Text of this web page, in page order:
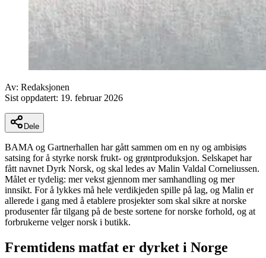
Av: Redaksjonen
Sist oppdatert: 19. februar 2026
Dele
BAMA og Gartnerhallen har gått sammen om en ny og ambisiøs
satsing for å styrke norsk frukt- og grøntproduksjon. Selskapet har
fått navnet Dyrk Norsk, og skal ledes av Malin Valdal Corneliussen.
Målet er tydelig: mer vekst gjennom mer samhandling og mer
innsikt. For å lykkes må hele verdikjeden spille på lag, og Malin er
allerede i gang med å etablere prosjekter som skal sikre at norske
produsenter får tilgang på de beste sortene for norske forhold, og at
forbrukerne velger norsk i butikk.
Fremtidens matfat er dyrket i Norge